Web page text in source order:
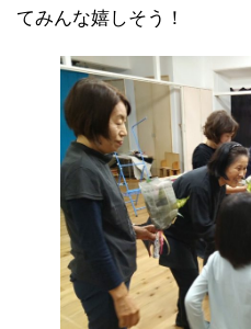
てみんな嬉しそう！